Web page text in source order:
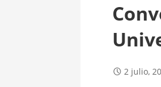
2 julio,